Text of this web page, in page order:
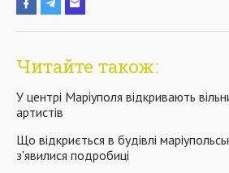
Читайте також:
У центрі Маріуполя відкривають
артистів
Що відкриється в будівлі
з'явилися подробиці